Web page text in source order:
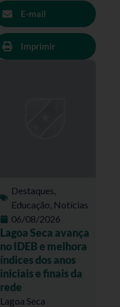
E-mail
Imprimir
Destaques,
Educação, Notícias
06/08/2026
Lagoa Seca avança
no IDEB e melhora
índices dos anos
iniciais e finais da
rede
Lagoa Seca